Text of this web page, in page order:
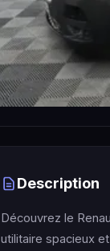
Description
Découvrez le
utilitaire spacieux